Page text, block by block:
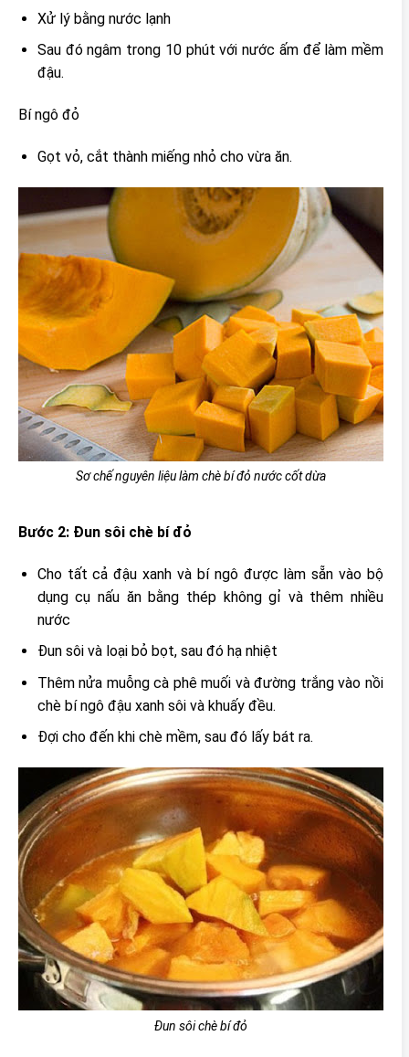
Xử lý bằng nước lạnh
Sau đó ngâm trong 10 phút với nước ấm để làm mềm
đậu.
Bí ngô đỏ
Gọt vỏ, cắt thành miếng nhỏ cho vừa ăn.
Sơ chế nguyên liệu làm chè bí đỏ nước cốt dừa
Bước 2: Đun sôi chè bí đỏ
Cho tất cả đậu xanh và bí ngô được làm sẵn vào bộ
dụng cụ nấu ăn bằng thép không gỉ và thêm nhiều
nước
Đun sôi và loại bỏ bọt, sau đó hạ nhiệt
Thêm nửa muỗng cà phê muối và đường trắng vào nồi
chè bí ngô đậu xanh sôi và khuấy đều.
Đợi cho đến khi chè mềm, sau đó lấy bát ra.
Đun sôi chè bí đỏ